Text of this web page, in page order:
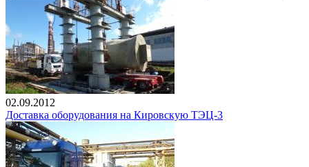
02.09.2012
Доставка оборудования на Кировскую ТЭЦ-3